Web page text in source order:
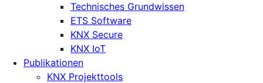
Technisches Grundwissen
ETS Software
KNX Secure
KNX IoT
Publikationen
KNX Projekttools